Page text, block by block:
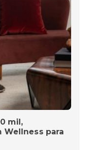
mil,
Wellness para